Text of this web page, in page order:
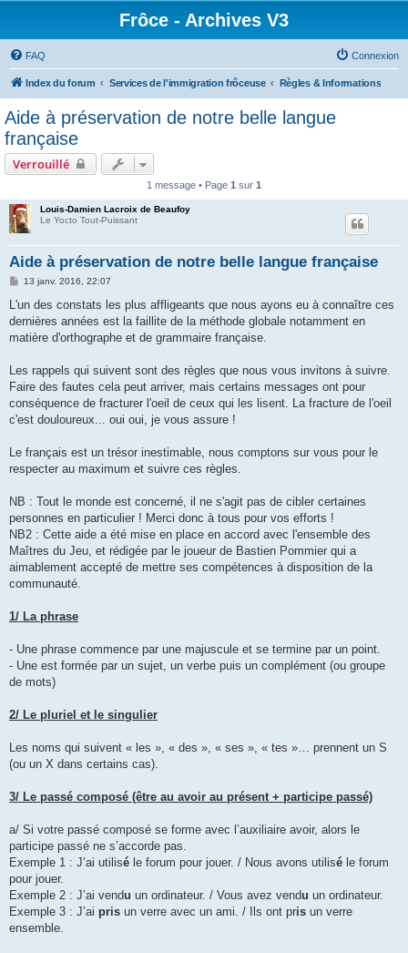
Frôce - Archives V3
FAQ Connexion
Index du forum Services de l'immigration frôceuse Règles & Informations
Aide à préservation de notre belle langue
française
Verrouillé
1 message • Page 1 sur 1
Louis-Damien Lacroix de Beaufoy
Le Yocto Tout-Puissant
Aide à préservation de notre belle langue française
M
s
a
g
13 janv. 2016, 22:07
L'un des constats les plus affligeants que nous ayons eu à connaître ces
dernières années est la faillite de la méthode globale notamment en
matière d'orthographe et de grammaire française.
Les rappels qui suivent sont des règles que nous vous invitons à suivre.
Faire des fautes cela peut arriver, mais certains messages ont pour
conséquence de fracturer l'oeil de ceux qui les lisent. La fracture de l'oeil
c'est douloureux... oui oui, je vous assure !
Le français est un trésor inestimable, nous comptons sur vous pour le
respecter au maximum et suivre ces règles.
NB : Tout le monde est concerné, il ne s'agit pas de cibler certaines
personnes en particulier ! Merci donc à tous pour vos efforts !
NB2 : Cette aide a été mise en place en accord avec l'ensemble des
Maîtres du Jeu, et rédigée par le joueur de Bastien Pommier qui a
aimablement accepté de mettre ses compétences à disposition de la
communauté.
1/ La phrase
- Une phrase commence par une majuscule et se termine par un point.
- Une est formée par un sujet, un verbe puis un complément (ou groupe
de mots)
2/ Le pluriel et le singulier
Les noms qui suivent « les », « des », « ses », « tes »… prennent un S
(ou un X dans certains cas).
3/ Le passé composé (être au avoir au présent + participe passé)
a/ Si votre passé composé se forme avec l’auxiliaire avoir, alors le
participe passé ne s’accorde pas.
Exemple 1 : J’ai utilisé le forum pour jouer. / Nous avons utilisé le forum
pour jouer.
Exemple 2 : J’ai vendu un ordinateur. / Vous avez vendu un ordinateur.
Exemple 3 : J’ai pris un verre avec un ami. / Ils ont pris un verre
ensemble.